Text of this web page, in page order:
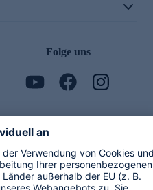
Folge uns
Impressum
MwSt., zzgl. Versandkosten.